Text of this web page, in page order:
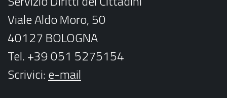
m
Viale Aldo Moro, 50
40127 BOLOGNA
Tel. +39 051 5275154
Scrivici:e-mail